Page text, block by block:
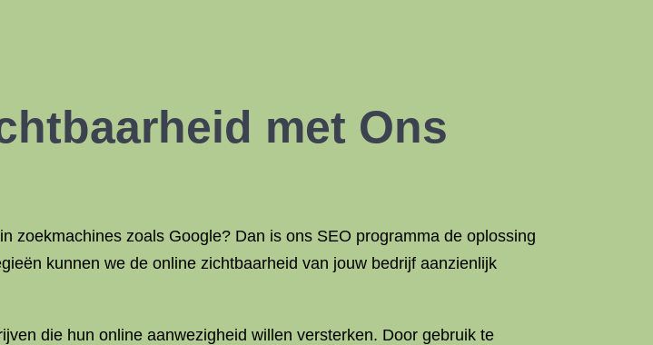
met Ons
zoekmachines zoals Google? Dan is ons SEO programma de oplossing
kunnen we de online zichtbaarheid van jouw bedrijf aanzienlijk
die hun online aanwezigheid willen versterken. Door gebruik te